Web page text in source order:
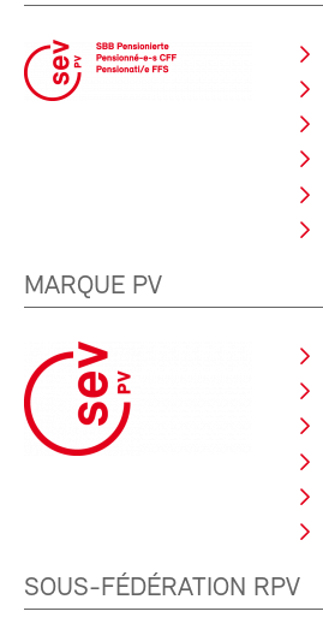
MARQUE PV
SOUS-FÉDÉRATION RPV